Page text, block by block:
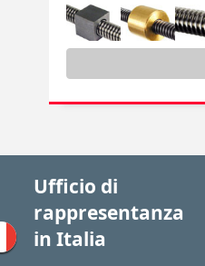
Ufficio di
rappresentanza
in Italia